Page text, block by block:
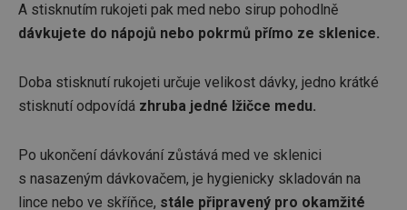
A stisknutím rukojeti pak med nebo sirup pohodlně
dávkujete do nápojů nebo pokrmů přímo ze sklenice.
Doba stisknutí rukojeti určuje velikost dávky, jedno krátké
stisknutí odpovídá zhruba jedné lžičce medu.
Po ukončení dávkování zůstává med ve sklenici
s nasazeným dávkovačem, je hygienicky skladován na
lince nebo ve skříňce, stále připravený pro okamžité